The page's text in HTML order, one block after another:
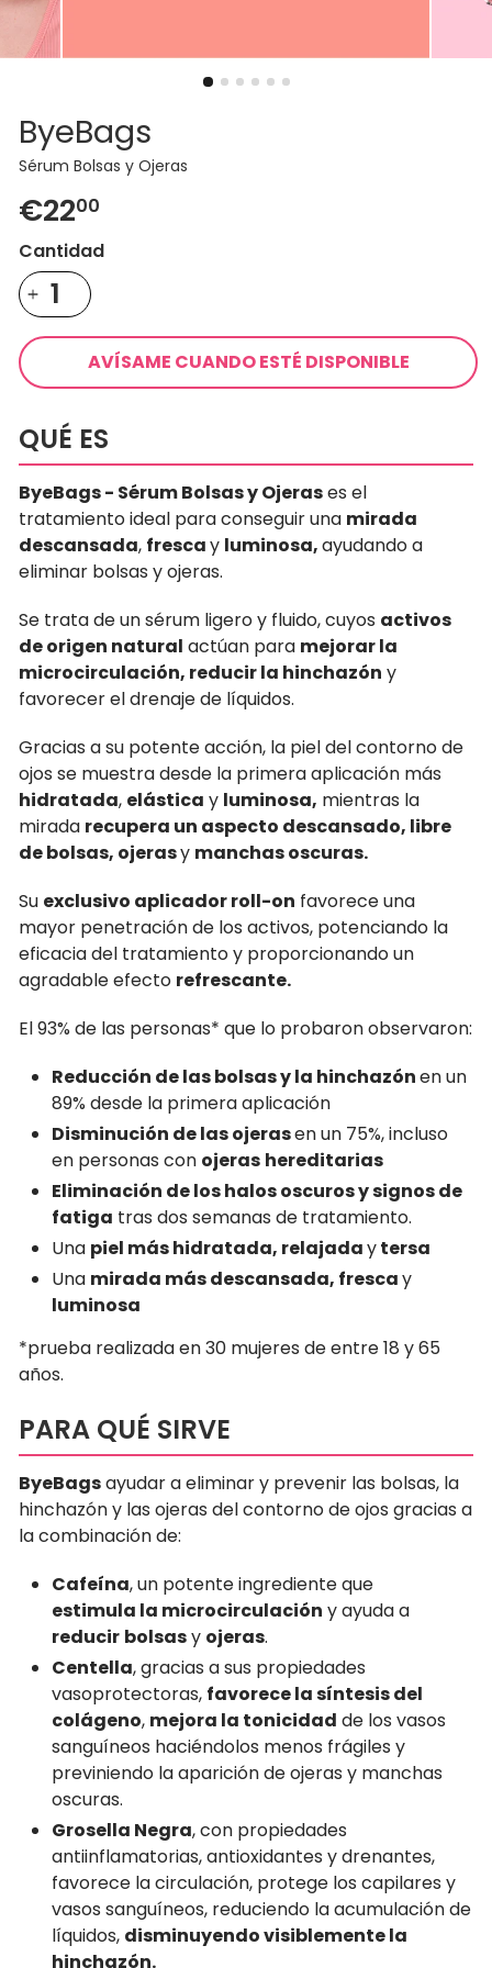
ByeBags
Sérum Bolsas y Ojeras
Precio
habitual
€2200
Cantidad
AVÍSAME CUANDO ESTÉ DISPONIBLE
QUÉ ES
ByeBags - Sérum Bolsas y Ojerases el
tratamiento ideal para conseguir una mirada
descansada, frescay luminosa,ayudando a
eliminar bolsas y ojeras.
Se trata de un sérum ligero y fluido, cuyos activos
de origen natural actúan para mejorar la
microcirculación, reducir la hinchazón y
favorecer el drenaje de líquidos.
Gracias a su potente acción, la piel del contorno de
ojos se muestra desde la primera aplicación más
hidratada, elástica y luminosa, mientras la
mirada recupera un aspecto descansado, libre
de bolsas, ojerasy manchas oscuras.
Su exclusivo aplicador roll-on favorece una
mayor penetración de los activos, potenciando la
eficacia del tratamiento y proporcionando un
agradable efecto refrescante.
El 93% de las personas* que lo probaron observaron:
Reducción de las bolsas y la hinchazónen un
89% desde la primera aplicación
Disminución de las ojerasen un 75%, incluso
en personas con ojeras hereditarias
Eliminación de los halos oscuros y signos de
fatiga tras dos semanas de tratamiento.
Una piel más hidratada, relajadaytersa
Una mirada más descansada, frescay
luminosa
*prueba realizada en 30 mujeres de entre 18 y 65
años.
PARA QUÉ SIRVE
ByeBagsayudar a eliminar y prevenir las bolsas, la
hinchazón y las ojeras del contorno de ojos gracias a
la combinación de:
Cafeína, un potente ingrediente que
estimula la microcirculación y ayuda a
reducir bolsasy ojeras.
Centella, gracias a sus propiedades
vasoprotectoras, favorece la síntesis del
colágeno, mejora la tonicidad de los vasos
sanguíneos haciéndolos menos frágiles y
previniendo la aparición de ojeras y manchas
oscuras.
Grosella Negra, con propiedades
antiinflamatorias, antioxidantes y drenantes,
favorece la circulación, protege los capilares y
vasos sanguíneos, reduciendo la acumulación de
líquidos, disminuyendo visiblemente la
hinchazón.